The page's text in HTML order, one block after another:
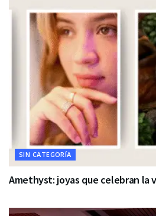
SIN CATEGORÍA
Amethyst: joyas que celebran la